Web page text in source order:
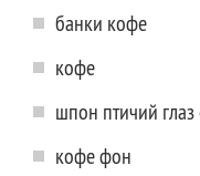
банки кофе
кофе
шпон птичий
кофе фон